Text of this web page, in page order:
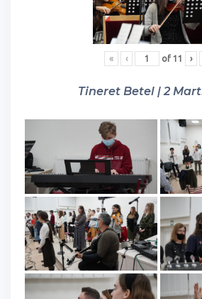
« ‹ of 11 ›
Tineret Betel | 2